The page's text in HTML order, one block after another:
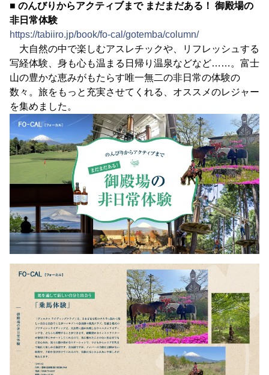
■ のんびりからアクティブまで まだまだある！ 御殿場の
非日常体験
https://tabiiro.jp/book/fo-cal/gotemba/column/
大自然の中で楽しむアスレチックや、リフレッシュする
写経体験、身も心も温まる日帰り温泉などなど……。富士
山の豊かな恵みがもたらす唯一無二の非日常の体験の
数々。旅をもっと充実させてくれる、オススメのレジャー
を集めました。